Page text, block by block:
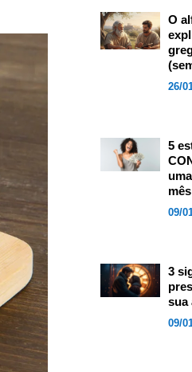
O
26/
5
mês
09/
3
sua
09/